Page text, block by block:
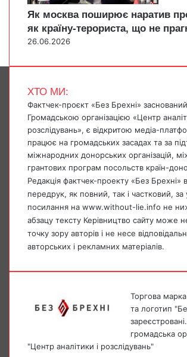
Як москва поширює наратив
як країну-терориста, що не
26.06.2026
ХТО МИ:
Фактчек-проєкт «Без Брехні» заснований
Громадською організацією «Центр
розслідувань», є відкритою медіа-
працює на громадських засадах та за
міжнародних донорських організацій,
грантових програм посольств країн-
Редакція фактчек-проекту «Без Брехні»
передрук, як повний, так і частковий, за
посилання на www.without-lie.info не
абзацу тексту Керівництво сайту може
точку зору авторів і не несе
авторських і рекламних матеріалів.
Торгова
та логотип
громадська
"Центр аналітики і розслідувань"